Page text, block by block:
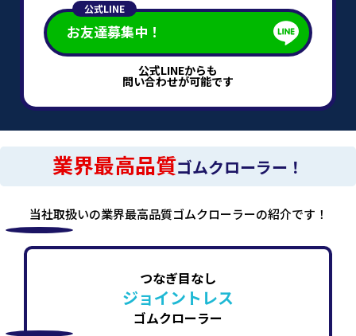
公式LINE
お友達募集中！
公式LINEからも
問い合わせが可能です
業界最高品質ゴムクローラー！
当社取扱いの業界最高品質ゴムクローラーの紹介です！
つなぎ目なし
ジョイントレス
ゴムクローラー